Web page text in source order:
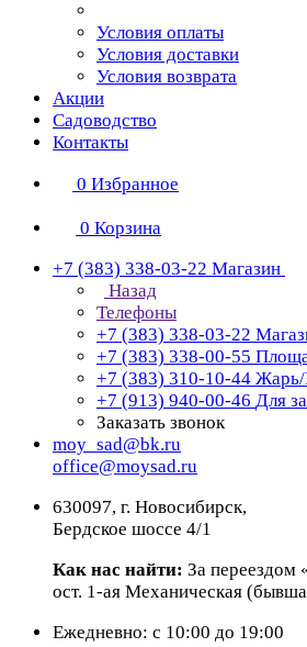
Условия оплаты
Условия доставки
Условия возврата
Акции
Садоводство
Контакты
0 Избранное
0 Корзина
+7 (383) 338-03-22 Магазин
Назад
Телефоны
+7 (383) 338-03-22
+7 (383) 338-00-55
+7 (383) 310-10-44
+7 (913) 940-00-46 Для
Заказать звонок
moy_sad@bk.ru
office@moysad.ru
630097, г. Новосибирск,
Бердское шоссе 4/1
Как нас найти: За переездом
ост. 1-ая Механическая
Ежедневно: с 10:00 до 19:00